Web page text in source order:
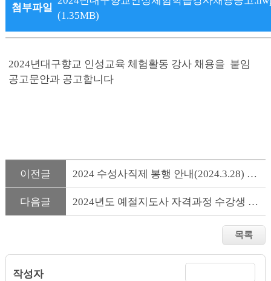
첨부파일
(1.35MB)
2024년대구향교 인성교육 체험활동 강사 채용을 붙임
공고문안과 공고합니다
이전글 2024 수성사직제 봉행 안내(2024.3.28) 수성구 노변동사직단 10:...
다음글 2024년도 예절지도사 자격과정 수강생 모집 공고
작성자